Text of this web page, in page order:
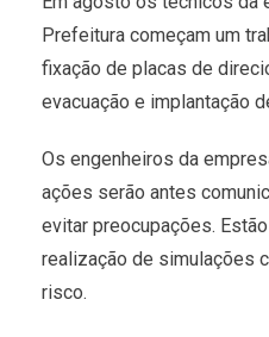
Prefeitura começam um
fixação de placas de
evacuação e implantação
Os engenheiros da
ações serão antes
evitar preocupações.
realização de simulações
risco.